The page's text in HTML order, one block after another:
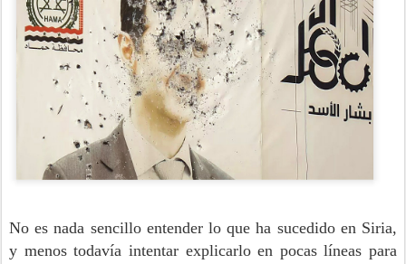
No es nada sencillo entender lo que ha sucedido en Siria,
y menos todavía intentar explicarlo en pocas líneas para